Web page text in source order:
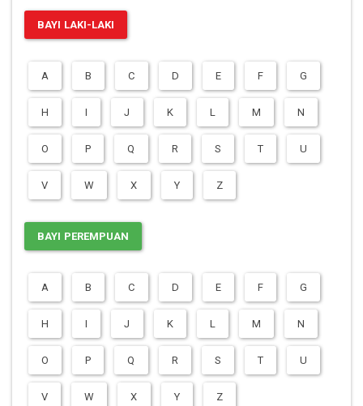
BAYI LAKI-LAKI
A B C D E F G
H I J K L M N
O P Q R S T U
V W X Y Z
BAYI PEREMPUAN
A B C D E F G
H I J K L M N
O P Q R S T U
V W X Y Z